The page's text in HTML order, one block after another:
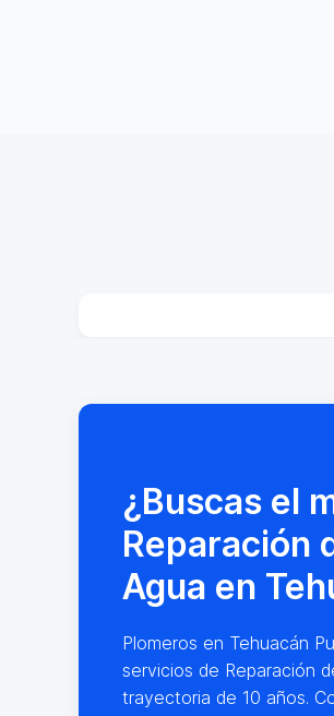
¿Buscas el
Reparación
Agua en
Plomeros en Tehuacán
servicios de Reparación
trayectoria de 10 años.